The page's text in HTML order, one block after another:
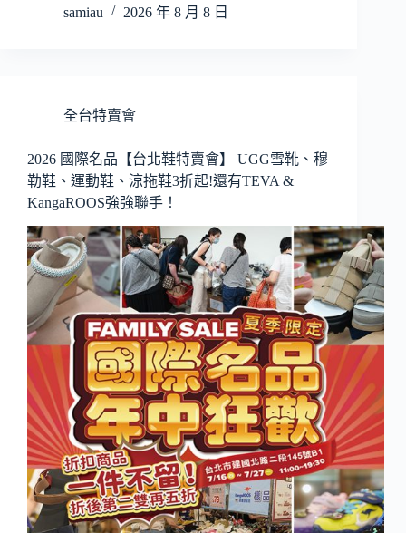
samiau
2026 年 8 月 8 日
全台特賣會
2026 國際名品【台北鞋特賣會】 UGG雪靴、穆
勒鞋、運動鞋、涼拖鞋3折起!還有TEVA &
KangaROOS強強聯手！